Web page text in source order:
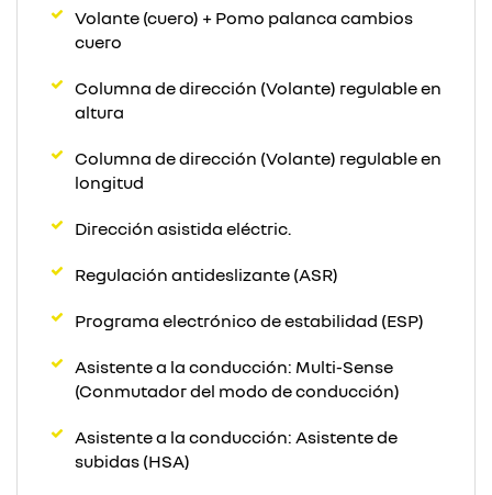
Volante (cuero) + Pomo palanca cambios
cuero
Columna de dirección (Volante) regulable en
altura
Columna de dirección (Volante) regulable en
longitud
Dirección asistida eléctric.
Regulación antideslizante (ASR)
Programa electrónico de estabilidad (ESP)
Asistente a la conducción: Multi-Sense
(Conmutador del modo de conducción)
Asistente a la conducción: Asistente de
subidas (HSA)